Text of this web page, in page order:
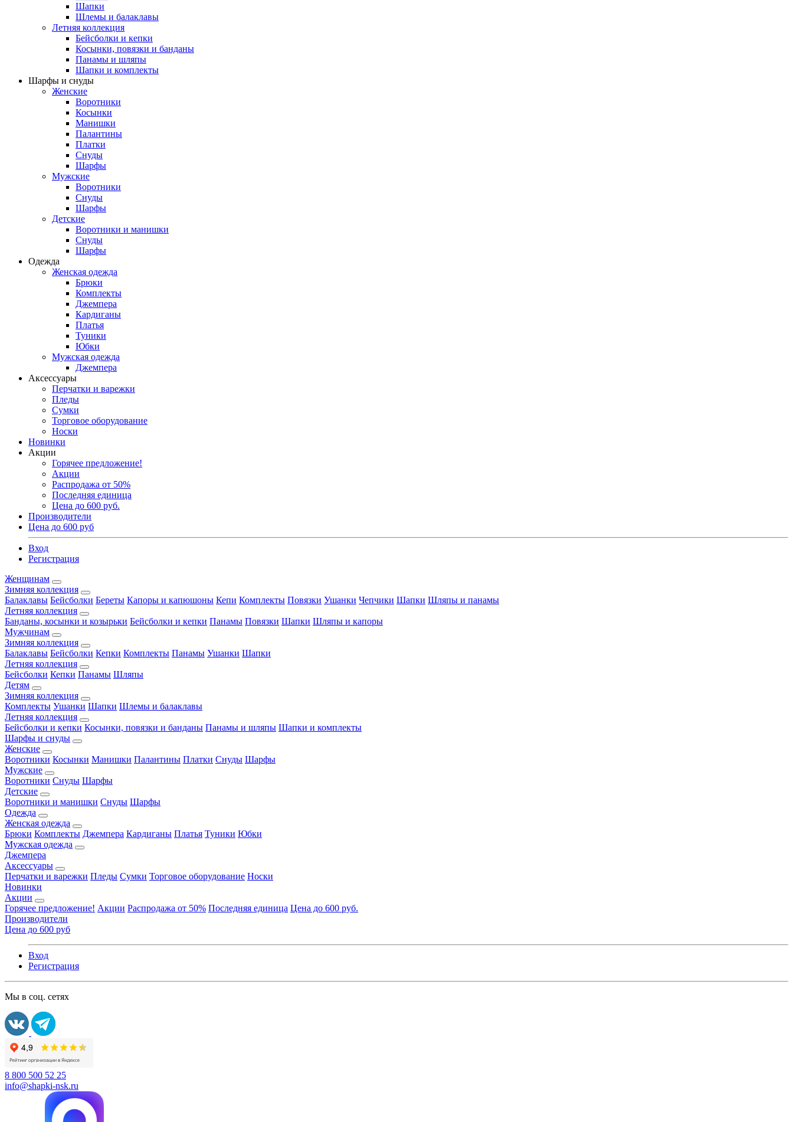
Шапки
Шлемы и балаклавы
Летняя коллекция
Бейсболки и кепки
Косынки, повязки и банданы
Панамы и шляпы
Шапки и комплекты
Шарфы и снуды
Женские
Воротники
Косынки
Манишки
Палантины
Платки
Снуды
Шарфы
Мужские
Воротники
Снуды
Шарфы
Детские
Воротники и манишки
Снуды
Шарфы
Одежда
Женская одежда
Брюки
Комплекты
Джемпера
Кардиганы
Платья
Туники
Юбки
Мужская одежда
Джемпера
Аксессуары
Перчатки и варежки
Пледы
Сумки
Торговое оборудование
Носки
Новинки
Акции
Горячее предложение!
Акции
Распродажа от 50%
Последняя единица
Цена до 600 руб.
Производители
Цена до 600 руб
Вход
Регистрация
Женщинам
Зимняя коллекция
Балаклавы Бейсболки Береты Капоры и капюшоны Кепи Комплекты Повязки Ушанки Чепчики Шапки Шляпы и панамы
Летняя коллекция
Банданы, косынки и козырьки Бейсболки и кепки Панамы Повязки Шапки Шляпы и капоры
Мужчинам
Зимняя коллекция
Балаклавы Бейсболки Кепки Комплекты Панамы Ушанки Шапки
Летняя коллекция
Бейсболки Кепки Панамы Шляпы
Детям
Зимняя коллекция
Комплекты Ушанки Шапки Шлемы и балаклавы
Летняя коллекция
Бейсболки и кепки Косынки, повязки и банданы Панамы и шляпы Шапки и комплекты
Шарфы и снуды
Женские
Воротники Косынки Манишки Палантины Платки Снуды Шарфы
Мужские
Воротники Снуды Шарфы
Детские
Воротники и манишки Снуды Шарфы
Одежда
Женская одежда
Брюки Комплекты Джемпера Кардиганы Платья Туники Юбки
Мужская одежда
Джемпера
Аксессуары
Перчатки и варежки Пледы Сумки Торговое оборудование Носки
Новинки
Акции
Горячее предложение! Акции Распродажа от 50% Последняя единица Цена до 600 руб.
Производители
Цена до 600 руб
Вход
Регистрация
Мы в соц. сетях
8 800 500 52 25
info@shapki-nsk.ru